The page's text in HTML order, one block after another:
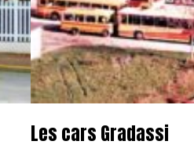
Les cars Gradassi